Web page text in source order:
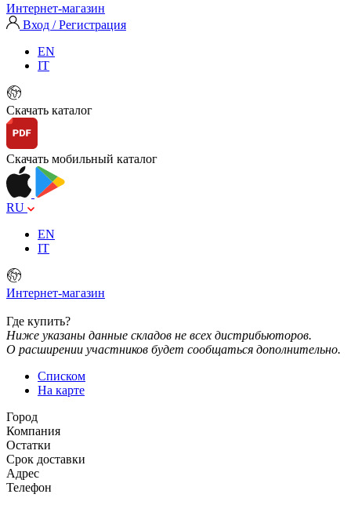
Интернет-магазин
Вход / Регистрация
EN
IT
Скачать каталог
Скачать мобильный каталог
RU
EN
IT
Интернет-магазин
Где купить?
Ниже указаны данные складов не всех дистрибьюторов.
О расширении участников будет сообщаться дополнительно.
Списком
На карте
Город
Компания
Остатки
Срок доставки
Адрес
Телефон